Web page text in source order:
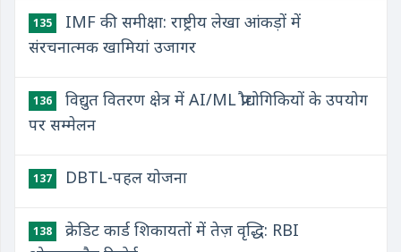
135
IMF की समीक्षा: राष्ट्रीय लेखा आंकड़ों में
संरचनात्मक खामियां उजागर
136
विद्युत वितरण क्षेत्र में AI/ML प्रौद्योगिकियों के उपयोग
पर सम्मेलन
137 DBTL-पहल योजना
138
क्रेडिट कार्ड शिकायतों में तेज़ वृद्धि: RBI